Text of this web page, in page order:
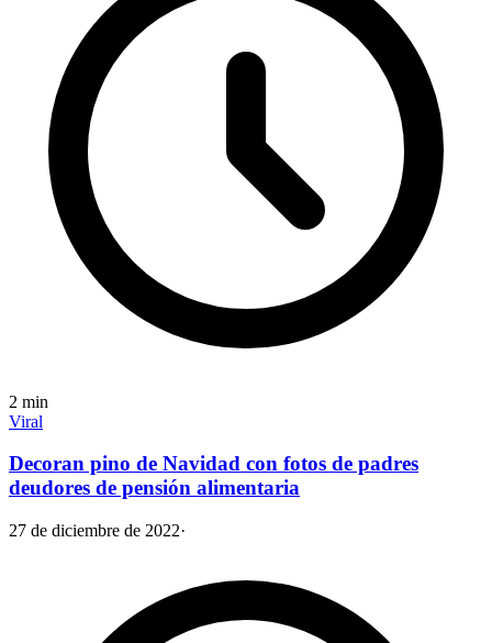
2 min
Viral
Decoran pino de Navidad con fotos de padres
deudores de pensión alimentaria
27 de diciembre de 2022·